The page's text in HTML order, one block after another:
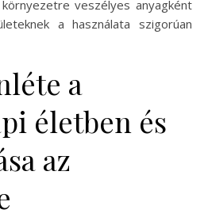
veszélyes anyagként
a használata szigorúan
a
életben és
az